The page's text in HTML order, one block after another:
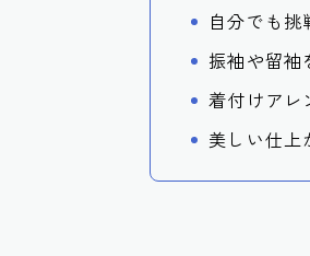
自分でも
振袖や留袖
着付けアレ
美しい仕上